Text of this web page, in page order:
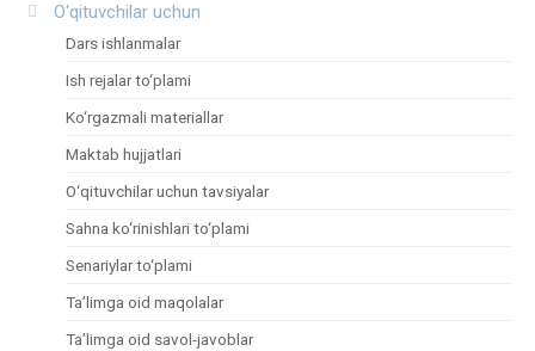
O‘qituvchilar uchun
Dars ishlanmalar
Ish rejalar to‘plami
Ko‘rgazmali materiallar
Maktab hujjatlari
O‘qituvchilar uchun tavsiyalar
Sahna ko‘rinishlari to‘plami
Senariylar to‘plami
Ta’limga oid maqolalar
Ta’limga oid savol-javoblar